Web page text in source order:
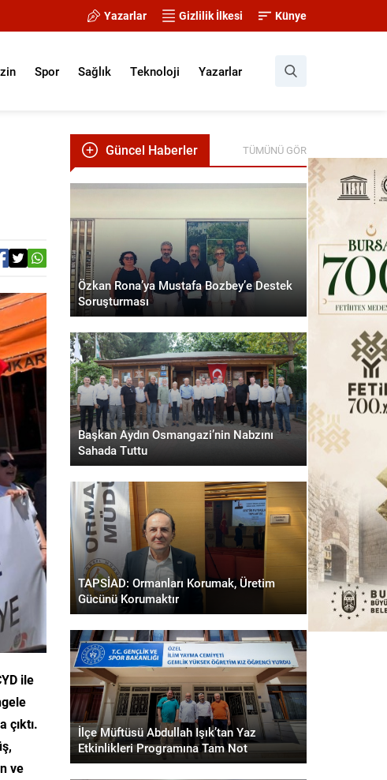
Yazarlar Gizlilik İlkesi Künye
Spor Sağlık Teknoloji Yazarlar
ile
çıktı.
ve
Güncel Haberler TÜMÜNÜ GÖR
Özkan Rona’ya Mustafa Bozbey’e Destek
Soruşturması
Başkan Aydın Osmangazi’nin Nabzını
Sahada Tuttu
TAPSİAD: Ormanları Korumak, Üretim
Gücünü Korumaktır
İlçe Müftüsü Abdullah Işık’tan Yaz
Etkinlikleri Programına Tam Not